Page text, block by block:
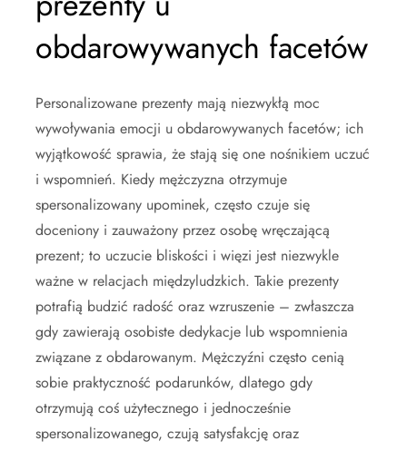
obdarowywanych facetów
Personalizowane prezenty mają niezwykłą moc
wywoływania emocji u obdarowywanych facetów; ich
wyjątkowość sprawia, że stają się one nośnikiem uczuć
i wspomnień. Kiedy mężczyzna otrzymuje
spersonalizowany upominek, często czuje się
doceniony i zauważony przez osobę wręczającą
prezent; to uczucie bliskości i więzi jest niezwykle
ważne w relacjach międzyludzkich. Takie prezenty
potrafią budzić radość oraz wzruszenie – zwłaszcza
gdy zawierają osobiste dedykacje lub wspomnienia
związane z obdarowanym. Mężczyźni często cenią
sobie praktyczność podarunków, dlatego gdy
otrzymują coś użytecznego i jednocześnie
spersonalizowanego, czują satysfakcję oraz